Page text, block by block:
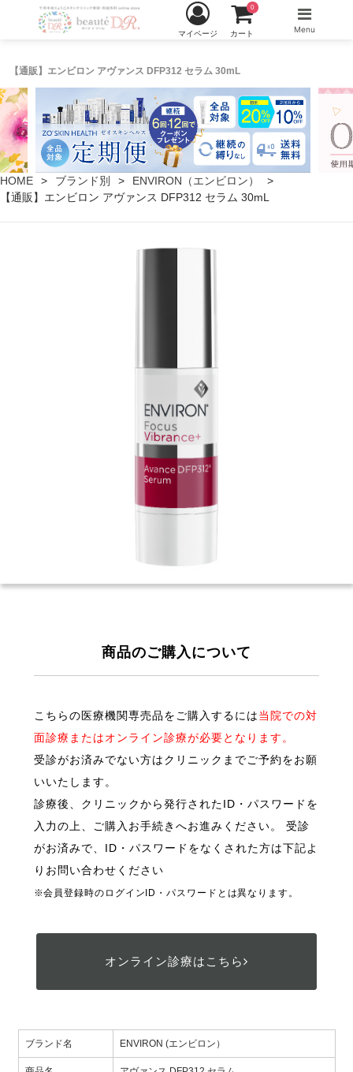
【通販】エンビロン アヴァンス DFP312 セラム 30mL
マイページ カート
0
Menu
HOME ブランド別
ENVIRON（エンビロン）
【通販】エンビロン アヴァンス DFP312 セラム 30mL
商品のご購入について
こちらの医療機関専売品をご購入するには当院での対
面診療またはオンライン診療が必要となります。
受診がお済みでない方はクリニックまでご予約をお願
いいたします。
診療後、クリニックから発行されたID・パスワードを
入力の上、ご購入お手続きへお進みください。 受診
がお済みで、ID・パスワードをなくされた方は下記よ
りお問い合わせください
※会員登録時のログインID・パスワードとは異なります。
オンライン診療はこちら
ブランド名 ENVIRON (エンビロン）